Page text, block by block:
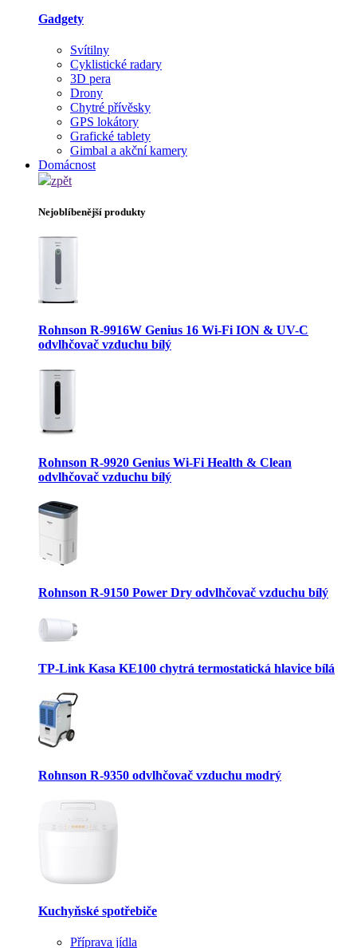
Gadgety
Svítilny
Cyklistické radary
3D pera
Drony
Chytré přívěsky
GPS lokátory
Grafické tablety
Gimbal a akční kamery
Domácnost
zpět
Nejoblíbenější produkty
Rohnson R-9916W Genius 16 Wi-Fi ION & UV-C
odvlhčovač vzduchu bílý
Rohnson R-9920 Genius Wi-Fi Health & Clean
odvlhčovač vzduchu bílý
Rohnson R-9150 Power Dry odvlhčovač vzduchu bílý
TP-Link Kasa KE100 chytrá termostatická hlavice bílá
Rohnson R-9350 odvlhčovač vzduchu modrý
Kuchyňské spotřebiče
Příprava jídla